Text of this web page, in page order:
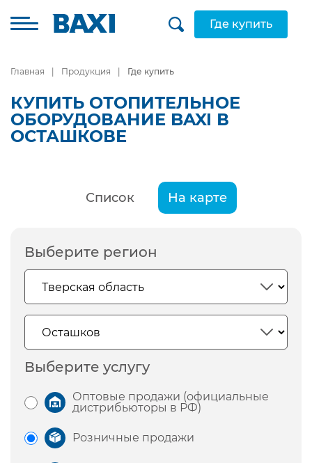
Где купить
Главная Продукция Где купить
КУПИТЬ ОТОПИТЕЛЬНОЕ
ОБОРУДОВАНИЕ BAXI В
ОСТАШКОВЕ
Список На карте
Выберите регион
Выберите услугу
Оптовые продажи (официальные
дистрибьюторы в РФ)
Розничные продажи